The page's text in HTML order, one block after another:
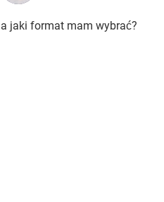
a jaki format mam wybrać?